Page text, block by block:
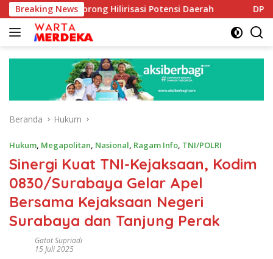
Langsung
ke
konten
Breaking News
Dorong Hilirisasi Potensi Daerah DPR Dorong
Beranda Hukum
Hukum, Megapolitan, Nasional, Ragam Info, TNI/POLRI
Sinergi Kuat TNI-Kejaksaan, Kodim
0830/Surabaya Gelar Apel
Bersama Kejaksaan Negeri
Surabaya dan Tanjung Perak
Gatot Supriadi
15 Juli 2025